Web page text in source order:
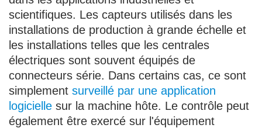
scientifiques. Les capteurs utilisés dans les
installations de production à grande échelle et
les installations telles que les centrales
électriques sont souvent équipés de
connecteurs série. Dans certains cas, ce sont
simplement surveillé par une application
logicielle sur la machine hôte. Le contrôle peut
également être exercé sur l'équipement